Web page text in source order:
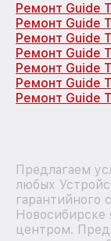
Ремонт Guide
Ремонт Guide
Ремонт Guide
Ремонт Guide
Ремонт Guide
Ремонт Guide
Ремонт Guide
Предлагаем
любых
гарантийного
Новосибирске
центром.